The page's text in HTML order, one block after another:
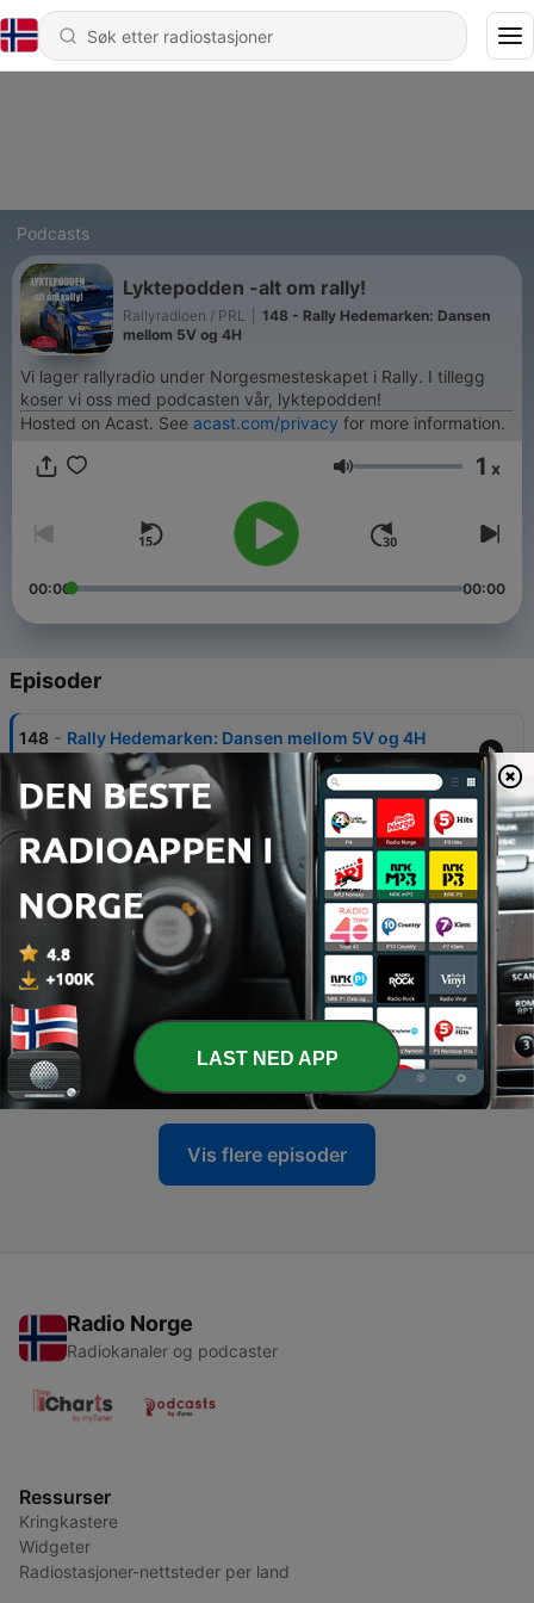
Podcasts
Lyktepodden -alt om rally!
Rallyradioen / PRL
148 - Rally Hedemarken: Dansen
mellom 5V og 4H
Vi lager rallyradio under Norgesmesteskapet i Rally. I tillegg
koser vi oss med podcasten vår, lyktepodden!
Hosted on Acast. See acast.com/privacy for more information.
Volum 1 x
00:00 00:00
Episoder
148 - Rally Hedemarken: Dansen mellom 5V og 4H
20 sep. 2024
147 - Rallyradio: Aurskog Høland Rally 2024 - SS1
09 juli 2024
146 - Rallyradio: Aurskog Høland Rally 2024 - SS2
09 juli 2024
145 - Rallyradio: Aurskog Høland Rally 2024 - SS3
09 juli 2024
144 - Rallyradio: Aurskog Høland Rally 2024 - Service
09 juli 2024
Vis flere episoder
Radio Norge
Radiokanaler og podcaster
Ressurser
Kringkastere
Widgeter
Radiostasjoner-nettsteder per land
LAST NED APP